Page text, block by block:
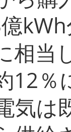
相当
12％
気は